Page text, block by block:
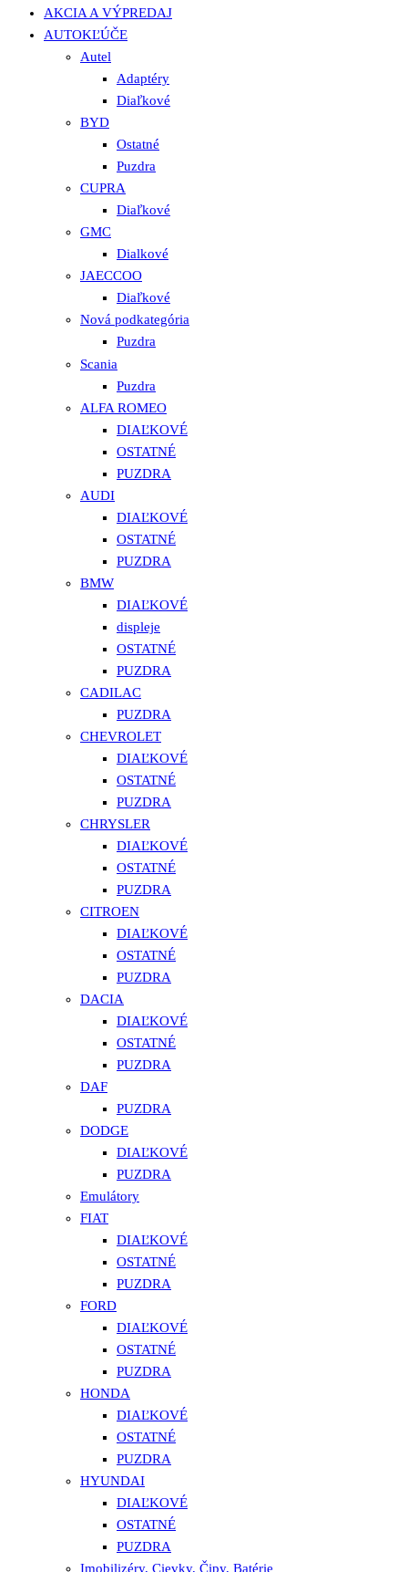
AKCIA A VÝPREDAJ
AUTOKĽÚČE
Autel
Adaptéry
Diaľkové
BYD
Ostatné
Puzdra
CUPRA
Diaľkové
GMC
Dialkové
JAECCOO
Diaľkové
Nová podkategória
Puzdra
Scania
Puzdra
ALFA ROMEO
DIAĽKOVÉ
OSTATNÉ
PUZDRA
AUDI
DIAĽKOVÉ
OSTATNÉ
PUZDRA
BMW
DIAĽKOVÉ
displeje
OSTATNÉ
PUZDRA
CADILAC
PUZDRA
CHEVROLET
DIAĽKOVÉ
OSTATNÉ
PUZDRA
CHRYSLER
DIAĽKOVÉ
OSTATNÉ
PUZDRA
CITROEN
DIAĽKOVÉ
OSTATNÉ
PUZDRA
DACIA
DIAĽKOVÉ
OSTATNÉ
PUZDRA
DAF
PUZDRA
DODGE
DIAĽKOVÉ
PUZDRA
Emulátory
FIAT
DIAĽKOVÉ
OSTATNÉ
PUZDRA
FORD
DIAĽKOVÉ
OSTATNÉ
PUZDRA
HONDA
DIAĽKOVÉ
OSTATNÉ
PUZDRA
HYUNDAI
DIAĽKOVÉ
OSTATNÉ
PUZDRA
Imobilizéry, Cievky, Čipy, Batérie